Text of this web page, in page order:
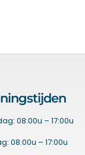
08:00u – 17:00u
08:00u – 17:00u